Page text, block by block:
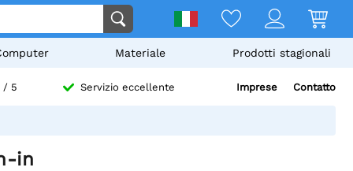
Materiale Prodotti stagionali
/ 5 Servizio eccellente Imprese Contatto
in